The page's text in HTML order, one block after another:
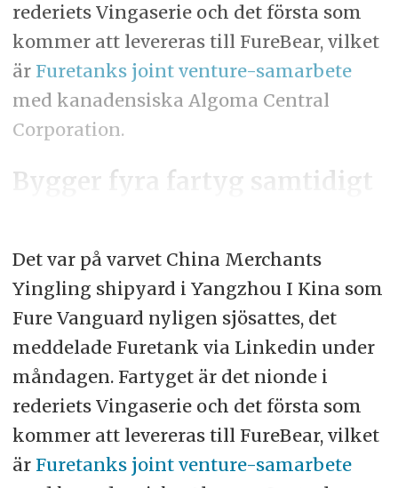
rederiets Vingaserie och det första som
kommer att levereras till FureBear, vilket
är Furetanks joint venture-samarbete
med kanadensiska Algoma Central
Corporation.
Bygger fyra fartyg samtidigt
Det var på varvet China Merchants
Yingling shipyard i Yangzhou I Kina som
Fure Vanguard nyligen sjösattes, det
meddelade Furetank via Linkedin under
måndagen. Fartyget är det nionde i
rederiets Vingaserie och det första som
kommer att levereras till FureBear, vilket
är Furetanks joint venture-samarbete